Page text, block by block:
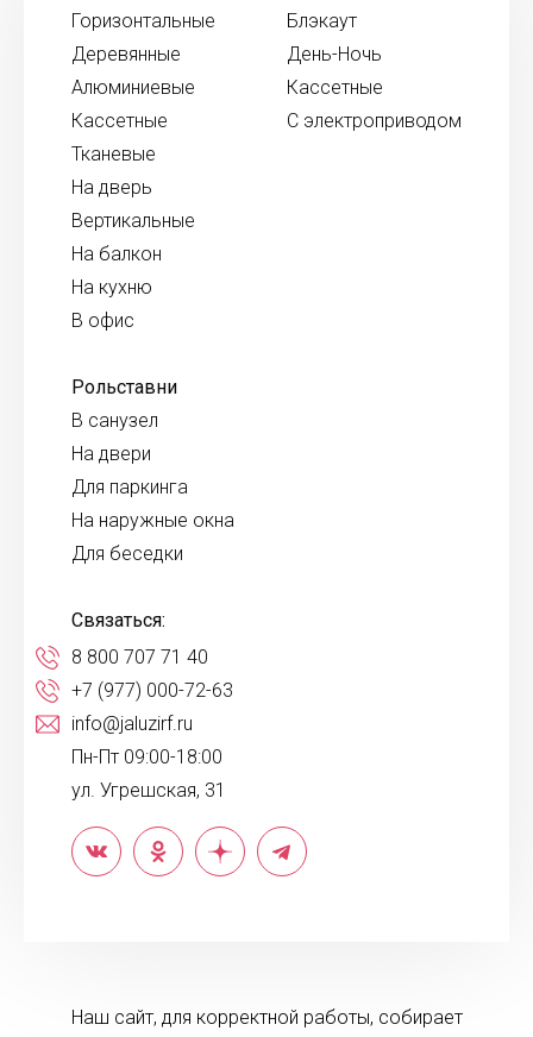
Горизонтальные
Деревянные
Алюминиевые
Кассетные
Тканевые
На дверь
Вертикальные
На балкон
На кухню
В офис
Блэкаут
День-Ночь
Кассетные
С электроприводом
Рольставни
В санузел
На двери
Для паркинга
На наружные окна
Для беседки
Связаться:
8 800 707 71 40
+7 (977) 000-72-63
info@jaluzirf.ru
Пн-Пт 09:00-18:00
ул. Угрешская, 31
Наш сайт, для корректной работы, собирает